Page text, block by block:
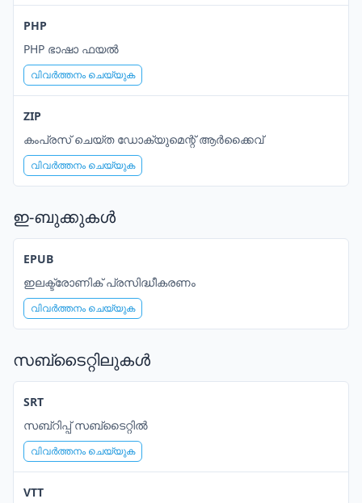
PHP
PHP ഭാഷാ ഫയൽ
വിവർത്തനം ചെയ്യുക
ZIP
കംപ്രസ് ചെയ്ത ഡോക്യുമെന്റ് ആർക്കൈവ്
വിവർത്തനം ചെയ്യുക
ഇ-ബുക്കുകൾ
EPUB
ഇലക്ട്രോണിക് പ്രസിദ്ധീകരണം
വിവർത്തനം ചെയ്യുക
സബ്ടൈറ്റിലുകൾ
SRT
സബ്‌റിപ്പ് സബ്ടൈറ്റിൽ
വിവർത്തനം ചെയ്യുക
VTT